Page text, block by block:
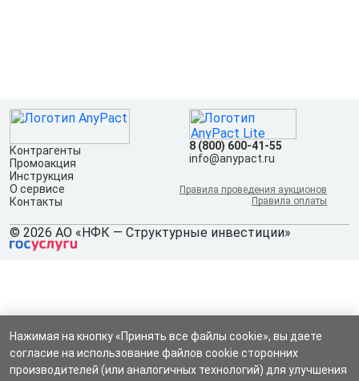
Контрагенты
Промоакция
Инструкция
О сервисе
Контакты
8 (800) 600-41-55
info@anypact.ru
Правила проведения аукционов
Правила оплаты
© 2026 АО «НФК — Структурные инвестиции»
Нажимая на кнопку «Принять все файлы cookie», вы даете
согласие на использование файлов cookie сторонних
производителей (или аналогичных технологий) для улучшения